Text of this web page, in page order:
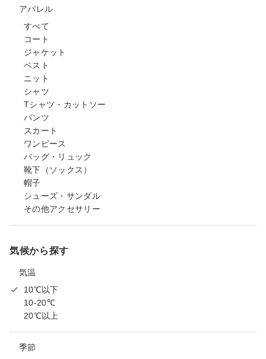
アパレル
すべて
コート
ジャケット
ベスト
ニット
シャツ
Tシャツ・カットソー
パンツ
スカート
ワンピース
バッグ・リュック
靴下（ソックス）
帽子
シューズ・サンダル
その他アクセサリー
気候から探す
気温
10℃以下
10-20℃
20℃以上
季節